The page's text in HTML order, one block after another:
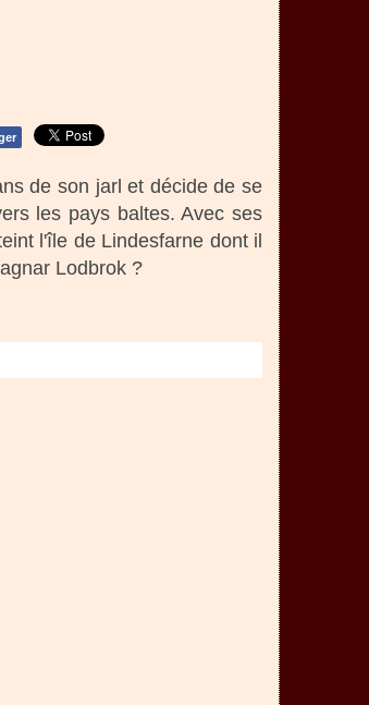
de son jarl et décide de se
les pays baltes. Avec ses
l'île de Lindesfarne dont il
Lodbrok ?